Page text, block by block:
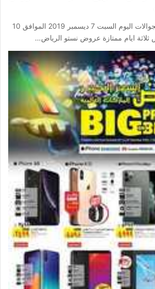
عروض نستو الرياض الجوالات اليوم السبت 7 ديسمبر 2019 الموافق 10